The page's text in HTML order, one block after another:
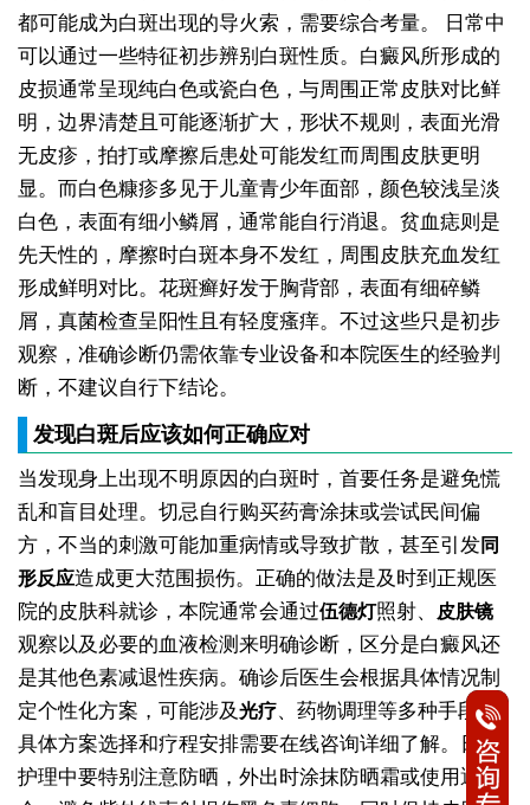
都可能成为白斑出现的导火索，需要综合考量。
日常中
可以通过一些特征初步辨别白斑性质。白癜风所形成的
皮损通常呈现纯白色或瓷白色，与周围正常皮肤对比鲜
明，边界清楚且可能逐渐扩大，形状不规则，表面光滑
无皮疹，拍打或摩擦后患处可能发红而周围皮肤更明
显。而白色糠疹多见于儿童青少年面部，颜色较浅呈淡
白色，表面有细小鳞屑，通常能自行消退。贫血痣则是
先天性的，摩擦时白斑本身不发红，周围皮肤充血发红
形成鲜明对比。花斑癣好发于胸背部，表面有细碎鳞
屑，真菌检查呈阳性且有轻度瘙痒。不过这些只是初步
观察，准确诊断仍需依靠专业设备和本院医生的经验判
断，不建议自行下结论。
发现白斑后应该如何正确应对
当发现身上出现不明原因的白斑时，首要任务是避免慌
乱和盲目处理。切忌自行购买药膏涂抹或尝试民间偏
方，不当的刺激可能加重病情或导致扩散，甚至引发同
形反应造成更大范围损伤。正确的做法是及时到正规医
院的皮肤科就诊，本院通常会通过伍德灯照射、 皮肤镜
观察以及必要的血液检测来明确诊断，区分是白癜风还
是其他色素减退性疾病。确诊后医生会根据具体情况制
定个性化方案，可能涉及光疗、药物调理等多种手段，
具体方案选择和疗程安排需要在线咨询详细了解。日常
护理中要特别注意防晒，外出时涂抹防晒霜或使用遮阳